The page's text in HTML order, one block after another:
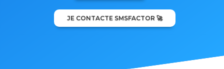
JE CONTACTE SMSFACTOR 🚀